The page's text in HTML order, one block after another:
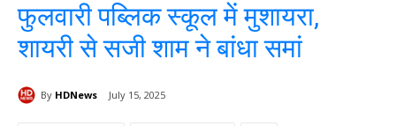
फुलवारी पब्लिक स्कूल में मुशायरा,
शायरी से सजी शाम ने बांधा समां
By HDNews July 15, 2025